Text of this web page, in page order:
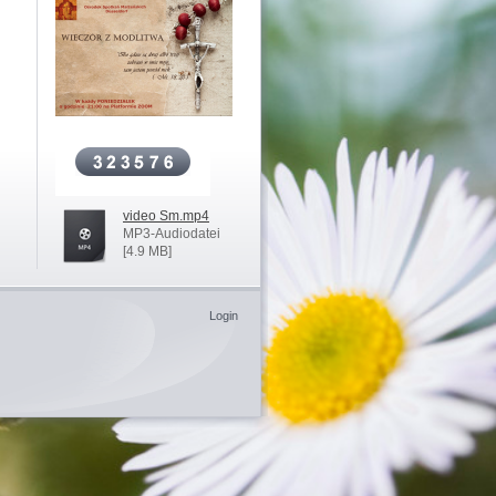
video Sm.mp4
MP3-Audiodatei
[4.9 MB]
Login